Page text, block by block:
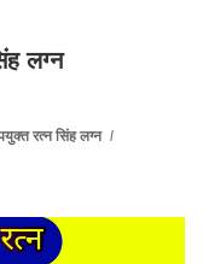
लग्न
रत्न सिंह लग्न